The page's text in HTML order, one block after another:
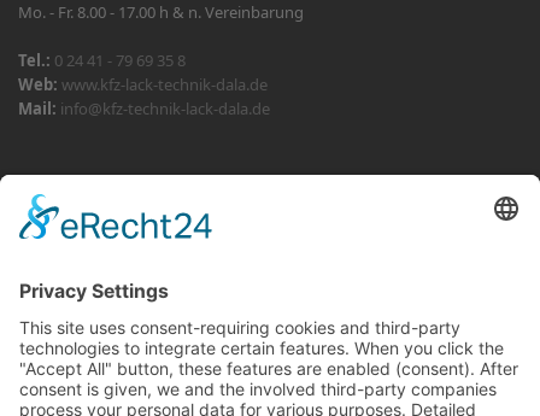
Mo. - Fr. 8.00 - 17.00 h & n. Vereinbarung
Tel.: 0 24 41 - 79 69 35 8
Web: www.kfz-lack-technik-dala.de
Mail: info@kfz-technik-lack-dala.de